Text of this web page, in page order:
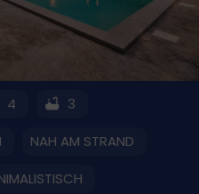
4
3
NAH AM STRAND